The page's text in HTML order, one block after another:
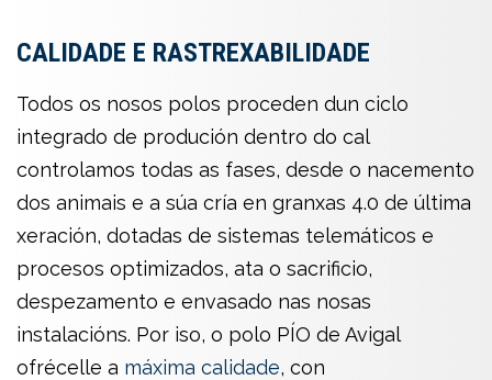
CALIDADE E RASTREXABILIDADE
Todos os nosos polos proceden dun ciclo
integrado de produción dentro do cal
controlamos todas as fases, desde o nacemento
dos animais e a súa cría en granxas 4.0 de última
xeración, dotadas de sistemas telemáticos e
procesos optimizados, ata o sacrificio,
despezamento e envasado nas nosas
instalacións. Por iso, o polo PÍO de Avigal
ofrécelle a máxima calidade, con